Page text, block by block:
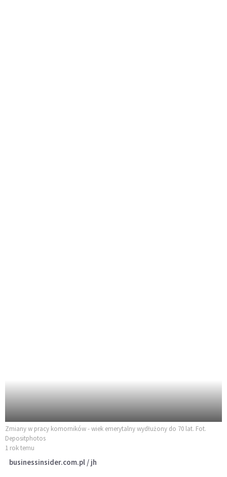
Zmiany w pracy komorników - wiek emerytalny wydłużony do 70 lat. Fot.
Depositphotos
1 rok temu
businessinsider.com.pl / jh